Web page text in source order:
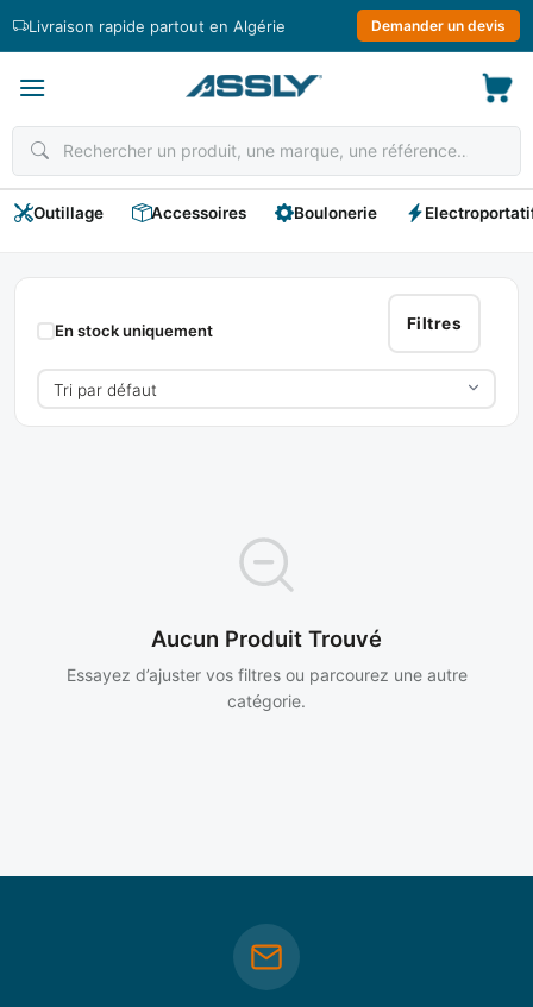
Livraison rapide partout en Algérie Demander un devis
Outillage Accessoires Boulonerie
ALPHA
Filtres
En stock uniquement
Aucun Produit Trouvé
Essayez d’ajuster vos filtres ou parcourez une autre
catégorie.